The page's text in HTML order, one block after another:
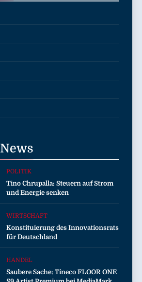
News
POLITIK
Tino Chrupalla: Steuern auf Strom
und Energie senken
WIRTSCHAFT
Konstituierung des Innovationsrats
für Deutschland
HANDEL
Saubere Sache: Tineco FLOOR ONE